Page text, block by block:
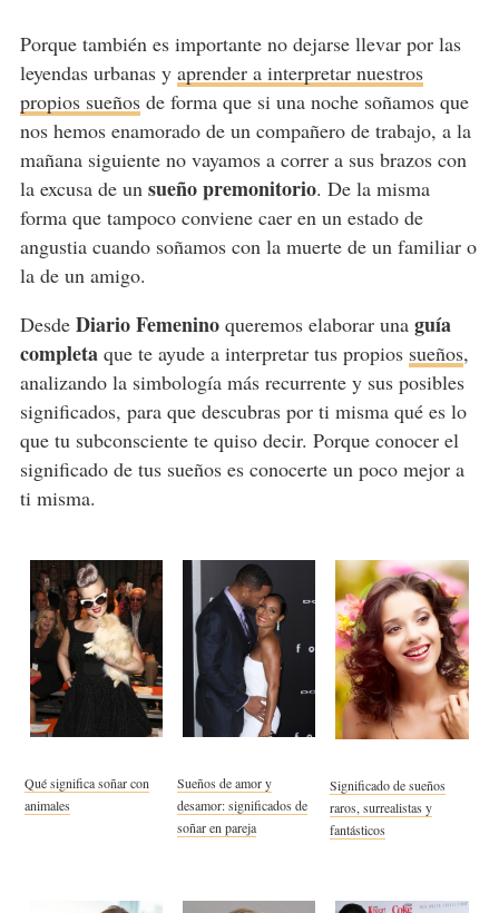
Porque también es importante no dejarse llevar por las
leyendas urbanas y aprender a interpretar nuestros
propios sueñosde forma que si una noche soñamos que
nos hemos enamorado de un compañero de trabajo, a la
mañana siguiente no vayamos a correr a sus brazos con
la excusa de un sueño premonitorio. De la misma
forma que tampoco conviene caer en un estado de
angustia cuando soñamos con la muerte de un familiar o
la de un amigo.
Desde Diario Femeninoqueremos elaborar una guía
completaque te ayude a interpretar tus propios sueños,
analizando la simbología más recurrente y sus posibles
significados, para que descubras por ti misma qué es lo
que tu subconsciente te quiso decir. Porque conocer el
significado de tus sueños es conocerte un poco mejor a
ti misma.
Qué significa soñar con
animales
Sueños de amor y
desamor: significados de
soñar en pareja
Significado de sueños
raros, surrealistas y
fantásticos